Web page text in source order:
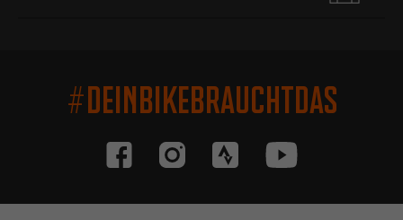
#DEINBIKEBRAUCHTDAS